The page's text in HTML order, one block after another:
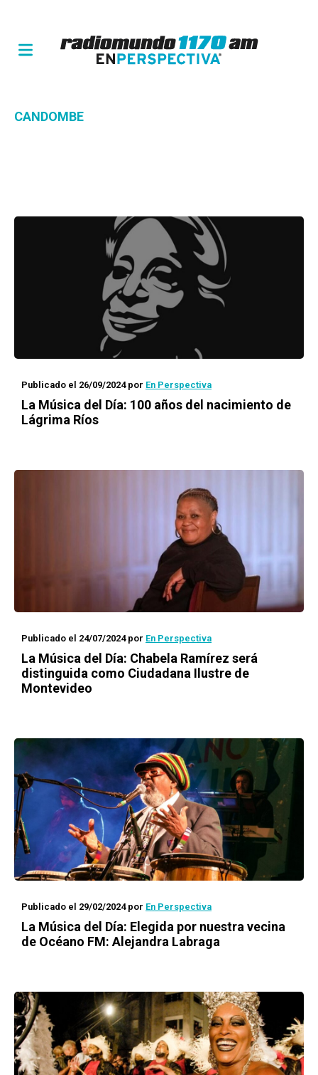
CANDOMBE
Publicado el 26/09/2024por En Perspectiva
La Música del Día: 100 años del nacimiento de
Lágrima Ríos
Publicado el 24/07/2024por En Perspectiva
La Música del Día: Chabela Ramírez será
distinguida como Ciudadana Ilustre de
Montevideo
Publicado el 29/02/2024por En Perspectiva
La Música del Día: Elegida por nuestra vecina
de Océano FM: Alejandra Labraga